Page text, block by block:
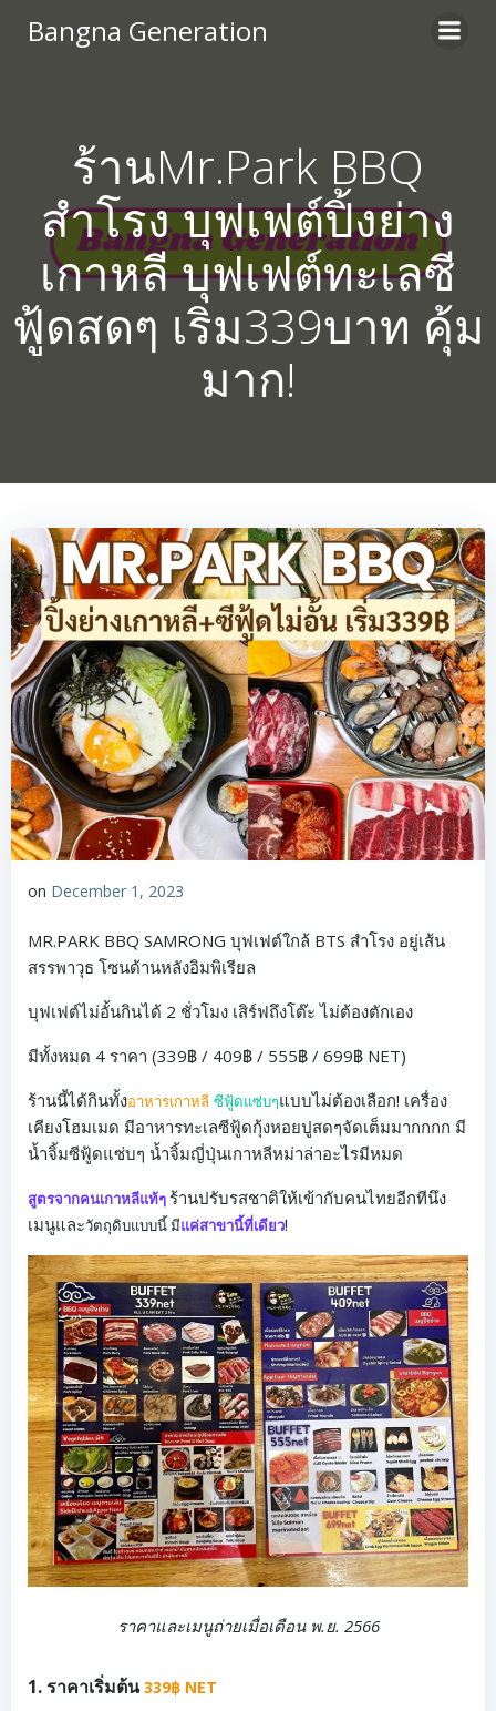
to
Bangna Generation
ร้านMr.Park BBQ
สำโรง บุฟเฟต์ปิ้งย่าง
เกาหลี บุฟเฟต์ทะเลซี
ฟู้ดสดๆ เริ่ม339บาท คุ้ม
มาก!
on December 1, 2023
MR.PARK BBQ SAMRONG บุฟเฟต์ใกล้ BTS สำโรง อยู่เส้น
สรรพาวุธ โซนด้านหลังอิมพิเรียล
บุฟเฟต์ไม่อั้นกินได้ 2 ชั่วโมง เสิร์ฟถึงโต๊ะ ไม่ต้องตักเอง
มีทั้งหมด 4 ราคา (339฿ / 409฿ / 555฿ / 699฿ NET)
ร้านนี้ได้กินทั้งอาหารเกาหลี ซีฟู้ดแซ่บๆแบบไม่ต้องเลือก! เครื่อง
เคียงโฮมเมด มีอาหารทะเลซีฟู้ดกุ้งหอยปูสดๆจัดเต็มมากกกก มี
น้ำจิ้มซีฟู้ดแซ่บๆ น้ำจิ้มญี่ปุ่นเกาหลีหม่าล่าอะไรมีหมด
สูตรจากคนเกาหลีแท้ๆ ร้านปรับรสชาติให้เข้ากับคนไทยอีกทีนึง
เมนูและวัตถุดิบแบบนี้ มีแค่สาขานี้ที่เดียว!
ราคาและเมนูถ่ายเมื่อเดือน พ.ย. 2566
1. ราคาเริ่มต้น339฿ NET